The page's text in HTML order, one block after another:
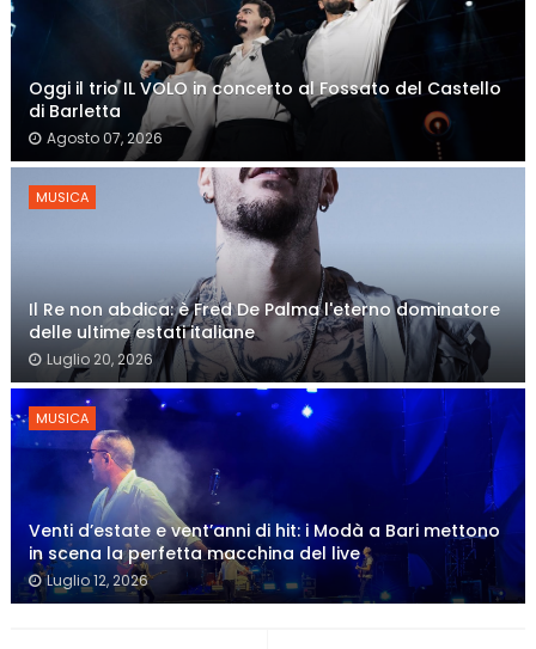
Oggi il trio IL VOLO in concerto al Fossato del Castello
di Barletta
Agosto 07, 2026
MUSICA
Il Re non abdica: è Fred De Palma l'eterno dominatore
delle ultime estati italiane
Luglio 20, 2026
MUSICA
Venti d’estate e vent’anni di hit: i Modà a Bari mettono
in scena la perfetta macchina del live
Luglio 12, 2026